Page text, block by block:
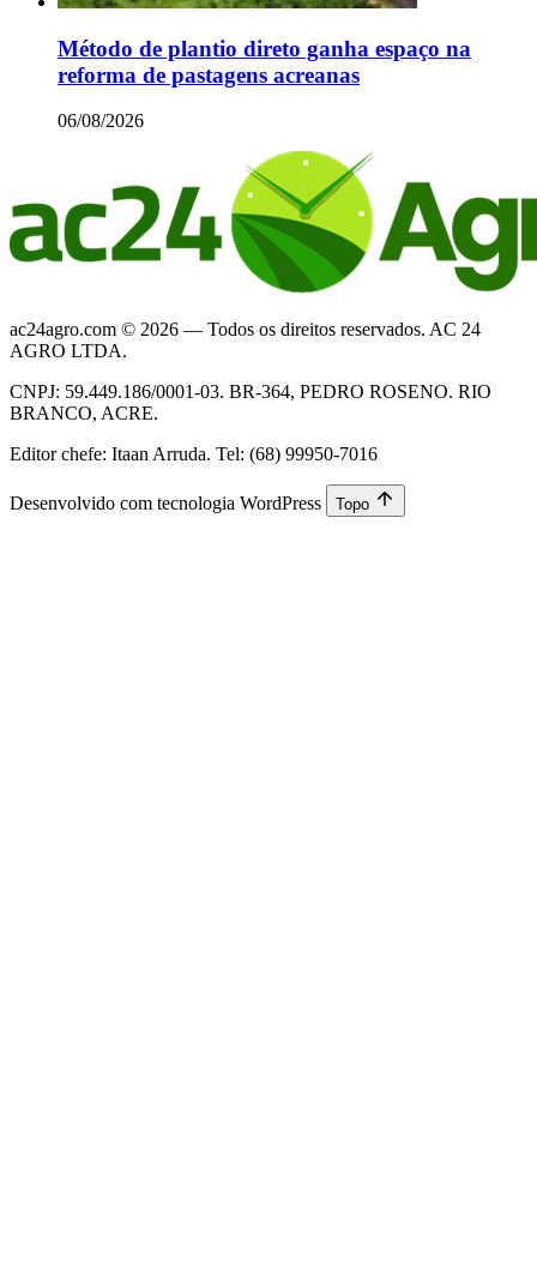
Método de plantio direto ganha espaço na
reforma de pastagens acreanas
06/08/2026
ac24agro.com © 2026 — Todos os direitos reservados. AC 24
AGRO LTDA.
CNPJ: 59.449.186/0001-03. BR-364, PEDRO ROSENO. RIO
BRANCO, ACRE.
Editor chefe: Itaan Arruda. Tel: (68) 99950-7016
Desenvolvido com tecnologia WordPress Topo